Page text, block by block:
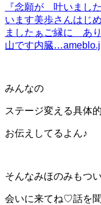
『念願が 叶いました
います美歩さんはじ
ましたぁご縁に あ
山です内臓…
みんなの
ステージ変える具体
お伝えしてるよん♪
そんなみほのみもつ
会いに来てね♡話を